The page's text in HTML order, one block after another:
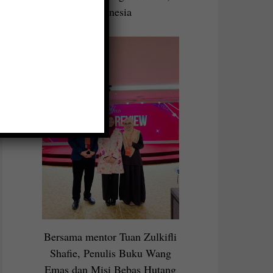
Indonesia
Bersama mentor Tuan Zulkifli
Shafie, Penulis Buku Wang
Emas dan Misi Bebas Hutang